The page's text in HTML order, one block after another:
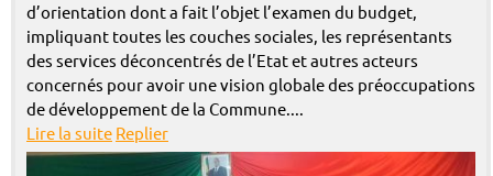
d’orientation dont a fait l’objet l’examen du budget,
impliquant toutes les couches sociales, les représentants
des services déconcentrés de l’Etat et autres acteurs
concernés pour avoir une vision globale des préoccupations
de développement de la Commune....
Lire la suite Replier